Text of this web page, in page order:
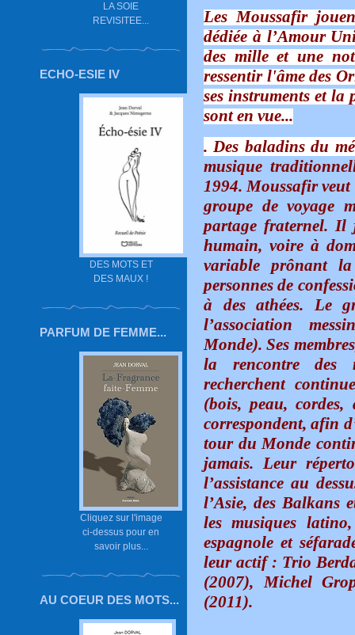
LA SOIE
REVISITEE...
ECHO-ESIE IV
DES MOTS ET
DES MAUX !
PARFUM DE FEMME...
Cliquez sur l'image
ci-dessus pour en
savoir plus...
AU COEUR DES MOTS...
Les Moussafir
dédiée à l’Amour
des mille et une
ressentir l'âme des
ses instruments et la
sont en vue...
. Des baladins du
musique
1994. Moussafir veut
groupe de voyage
partage fraternel. Il
humain, voire à
variable prônant
personnes de
à des athées. Le
l’association
Monde). Ses
la rencontre des
recherchent
(bois, peau,
correspondent, afin
tour du Monde
jamais. Leur
l’assistance au
l’Asie, des Balkans
les musiques
espagnole et
leur actif : Trio
(2007), Michel
(2011).